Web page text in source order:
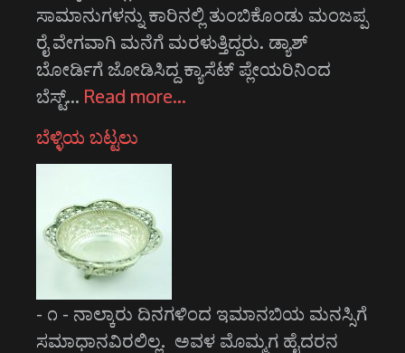
ಸಾಮಾನುಗಳನ್ನು ಕಾರಿನಲ್ಲಿ ತುಂಬಿಕೊಂಡು ಮಂಜಪ್ಪ
ರೈ ವೇಗವಾಗಿ ಮನೆಗೆ ಮರಳುತ್ತಿದ್ದರು. ಡ್ಯಾಶ್
ಬೋರ್ಡಿಗೆ ಜೋಡಿಸಿದ್ದ ಕ್ಯಾಸೆಟ್ ಪ್ಲೇಯರಿನಿಂದ
ಬೆಸ್ಟ್… Read more…
ಬೆಳ್ಳಿಯ ಬಟ್ಟಲು
- ೧ - ನಾಲ್ಕಾರು ದಿನಗಳಿಂದ ಇಮಾನಬಿಯ ಮನಸ್ಸಿಗೆ
ಸಮಾಧಾನವಿರಲಿಲ್ಲ. ಅವಳ ಮೊಮ್ಮಗ ಹೈದರನ